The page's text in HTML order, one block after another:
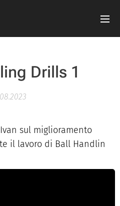
Drills 1
sul miglioramento
il lavoro di Ball Handlin